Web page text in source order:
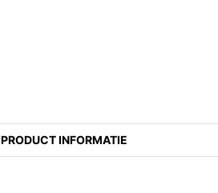
PRODUCT INFORMATIE